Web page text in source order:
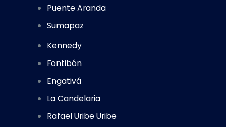
Puente Aranda
Sumapaz
Kennedy
Fontibón
Engativá
La Candelaria
Rafael Uribe Uribe